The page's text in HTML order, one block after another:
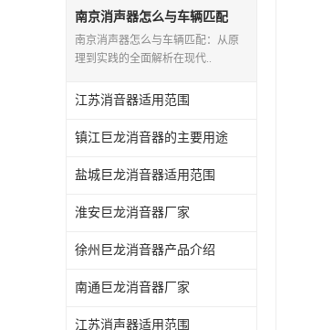
南京消声器怎么与车辆匹配
南京消声器怎么与车辆匹配：从原
理到实践的全面解析在现代..
江苏消音器适用范围
镇江巨龙消音器的主要用途
盐城巨龙消音器适用范围
淮安巨龙消音器厂家
徐州巨龙消音器产品介绍
南通巨龙消音器厂家
江苏消声器适用范围